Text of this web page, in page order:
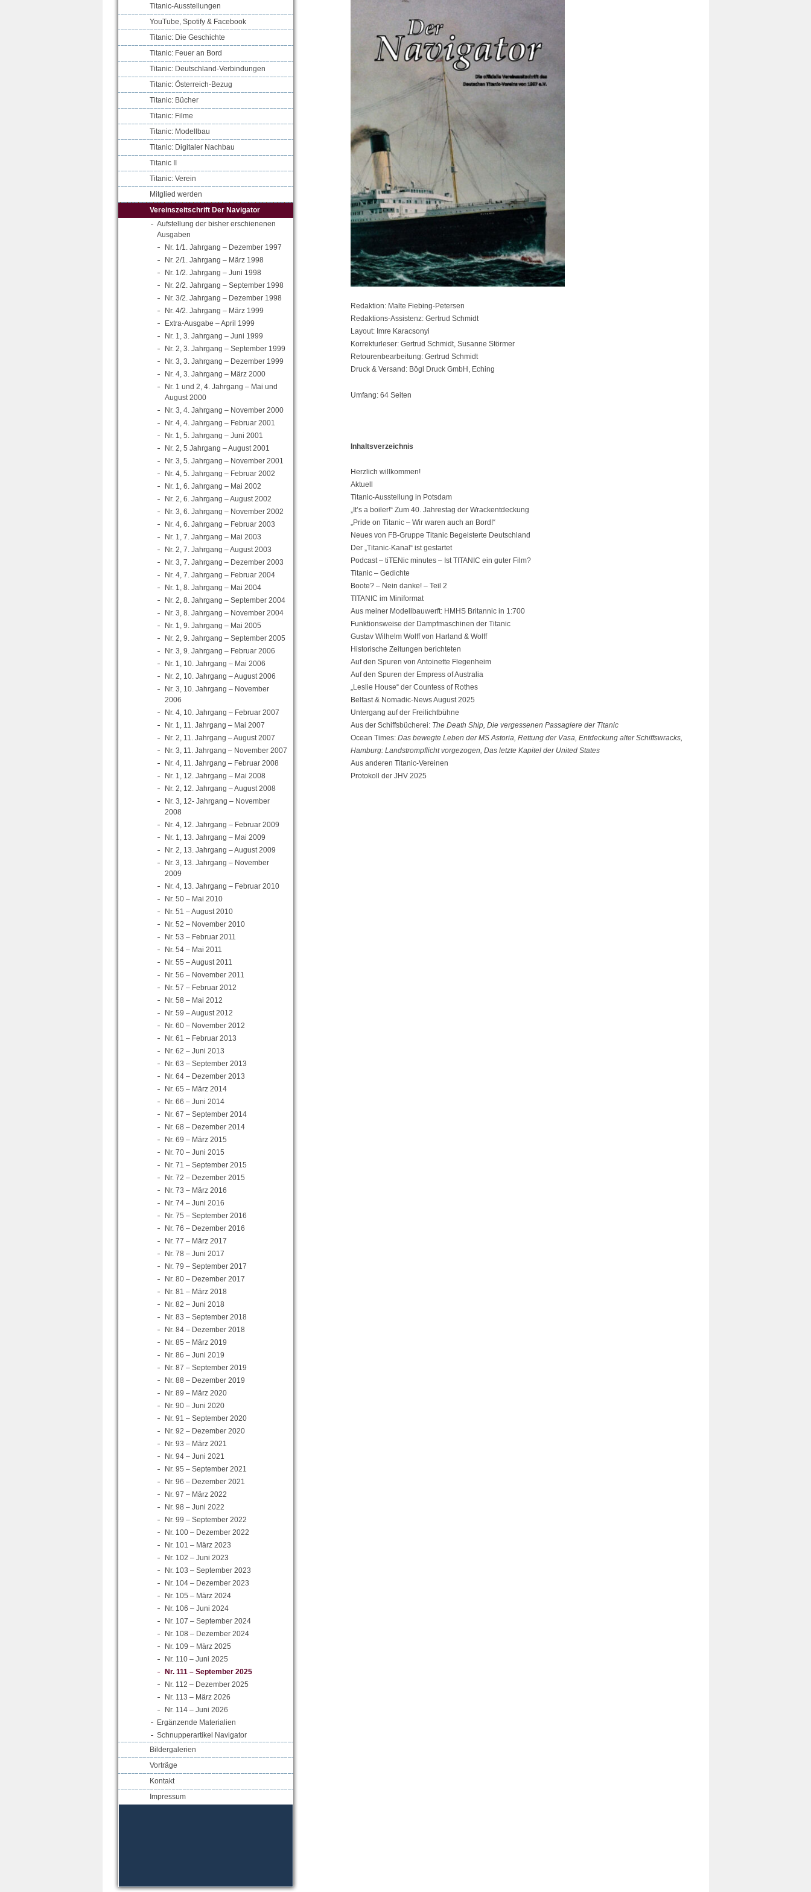
Titanic-Ausstellungen
YouTube, Spotify & Facebook
Titanic: Die Geschichte
Titanic: Feuer an Bord
Titanic: Deutschland-Verbindungen
Titanic: Österreich-Bezug
Titanic: Bücher
Titanic: Filme
Titanic: Modellbau
Titanic: Digitaler Nachbau
Titanic II
Titanic: Verein
Mitglied werden
Vereinszeitschrift Der Navigator
Aufstellung der bisher erschienenen
Ausgaben
Nr. 1/1. Jahrgang – Dezember 1997
Nr. 2/1. Jahrgang – März 1998
Nr. 1/2. Jahrgang – Juni 1998
Nr. 2/2. Jahrgang – September 1998
Nr. 3/2. Jahrgang – Dezember 1998
Nr. 4/2. Jahrgang – März 1999
Extra-Ausgabe – April 1999
Nr. 1, 3. Jahrgang – Juni 1999
Nr. 2, 3. Jahrgang – September 1999
Nr. 3, 3. Jahrgang – Dezember 1999
Nr. 4, 3. Jahrgang – März 2000
Nr. 1 und 2, 4. Jahrgang – Mai und
August 2000
Nr. 3, 4. Jahrgang – November 2000
Nr. 4, 4. Jahrgang – Februar 2001
Nr. 1, 5. Jahrgang – Juni 2001
Nr. 2, 5 Jahrgang – August 2001
Nr. 3, 5. Jahrgang – November 2001
Nr. 4, 5. Jahrgang – Februar 2002
Nr. 1, 6. Jahrgang – Mai 2002
Nr. 2, 6. Jahrgang – August 2002
Nr. 3, 6. Jahrgang – November 2002
Nr. 4, 6. Jahrgang – Februar 2003
Nr. 1, 7. Jahrgang – Mai 2003
Nr. 2, 7. Jahrgang – August 2003
Nr. 3, 7. Jahrgang – Dezember 2003
Nr. 4, 7. Jahrgang – Februar 2004
Nr. 1, 8. Jahrgang – Mai 2004
Nr. 2, 8. Jahrgang – September 2004
Nr. 3, 8. Jahrgang – November 2004
Nr. 1, 9. Jahrgang – Mai 2005
Nr. 2, 9. Jahrgang – September 2005
Nr. 3, 9. Jahrgang – Februar 2006
Nr. 1, 10. Jahrgang – Mai 2006
Nr. 2, 10. Jahrgang – August 2006
Nr. 3, 10. Jahrgang – November
2006
Nr. 4, 10. Jahrgang – Februar 2007
Nr. 1, 11. Jahrgang – Mai 2007
Nr. 2, 11. Jahrgang – August 2007
Nr. 3, 11. Jahrgang – November 2007
Nr. 4, 11. Jahrgang – Februar 2008
Nr. 1, 12. Jahrgang – Mai 2008
Nr. 2, 12. Jahrgang – August 2008
Nr. 3, 12- Jahrgang – November
2008
Nr. 4, 12. Jahrgang – Februar 2009
Nr. 1, 13. Jahrgang – Mai 2009
Nr. 2, 13. Jahrgang – August 2009
Nr. 3, 13. Jahrgang – November
2009
Nr. 4, 13. Jahrgang – Februar 2010
Nr. 50 – Mai 2010
Nr. 51 – August 2010
Nr. 52 – November 2010
Nr. 53 – Februar 2011
Nr. 54 – Mai 2011
Nr. 55 – August 2011
Nr. 56 – November 2011
Nr. 57 – Februar 2012
Nr. 58 – Mai 2012
Nr. 59 – August 2012
Nr. 60 – November 2012
Nr. 61 – Februar 2013
Nr. 62 – Juni 2013
Nr. 63 – September 2013
Nr. 64 – Dezember 2013
Nr. 65 – März 2014
Nr. 66 – Juni 2014
Nr. 67 – September 2014
Nr. 68 – Dezember 2014
Nr. 69 – März 2015
Nr. 70 – Juni 2015
Nr. 71 – September 2015
Nr. 72 – Dezember 2015
Nr. 73 – März 2016
Nr. 74 – Juni 2016
Nr. 75 – September 2016
Nr. 76 – Dezember 2016
Nr. 77 – März 2017
Nr. 78 – Juni 2017
Nr. 79 – September 2017
Nr. 80 – Dezember 2017
Nr. 81 – März 2018
Nr. 82 – Juni 2018
Nr. 83 – September 2018
Nr. 84 – Dezember 2018
Nr. 85 – März 2019
Nr. 86 – Juni 2019
Nr. 87 – September 2019
Nr. 88 – Dezember 2019
Nr. 89 – März 2020
Nr. 90 – Juni 2020
Nr. 91 – September 2020
Nr. 92 – Dezember 2020
Nr. 93 – März 2021
Nr. 94 – Juni 2021
Nr. 95 – September 2021
Nr. 96 – Dezember 2021
Nr. 97 – März 2022
Nr. 98 – Juni 2022
Nr. 99 – September 2022
Nr. 100 – Dezember 2022
Nr. 101 – März 2023
Nr. 102 – Juni 2023
Nr. 103 – September 2023
Nr. 104 – Dezember 2023
Nr. 105 – März 2024
Nr. 106 – Juni 2024
Nr. 107 – September 2024
Nr. 108 – Dezember 2024
Nr. 109 – März 2025
Nr. 110 – Juni 2025
Nr. 111 – September 2025
Nr. 112 – Dezember 2025
Nr. 113 – März 2026
Nr. 114 – Juni 2026
Ergänzende Materialien
Schnupperartikel Navigator
Bildergalerien
Vorträge
Kontakt
Impressum
Redaktion: Malte Fiebing-Petersen
Redaktions-Assistenz: Gertrud Schmidt
Layout: Imre Karacsonyi
Korrekturleser: Gertrud Schmidt, Susanne Störmer
Retourenbearbeitung: Gertrud Schmidt
Druck & Versand: Bögl Druck GmbH, Eching
Umfang: 64 Seiten
Inhaltsverzeichnis
Herzlich willkommen!
Aktuell
Titanic-Ausstellung in Potsdam
„It’s a boiler!“ Zum 40. Jahrestag der Wrackentdeckung
„Pride on Titanic – Wir waren auch an Bord!“
Neues von FB-Gruppe Titanic Begeisterte Deutschland
Der „Titanic-Kanal“ ist gestartet
Podcast – tiTENic minutes – Ist TITANIC ein guter Film?
Titanic – Gedichte
Boote? – Nein danke! – Teil 2
TITANIC im Miniformat
Aus meiner Modellbauwerft: HMHS Britannic in 1:700
Funktionsweise der Dampfmaschinen der Titanic
Gustav Wilhelm Wolff von Harland & Wolff
Historische Zeitungen berichteten
Auf den Spuren von Antoinette Flegenheim
Auf den Spuren der Empress of Australia
„Leslie House“ der Countess of Rothes
Belfast & Nomadic-News August 2025
Untergang auf der Freilichtbühne
Aus der Schiffsbücherei: The Death Ship, Die vergessenen Passagiere der Titanic
Ocean Times: Das bewegte Leben der MS Astoria, Rettung der Vasa, Entdeckung alter Schiffswracks,
Hamburg: Landstrompflicht vorgezogen, Das letzte Kapitel der United States
Aus anderen Titanic-Vereinen
Protokoll der JHV 2025